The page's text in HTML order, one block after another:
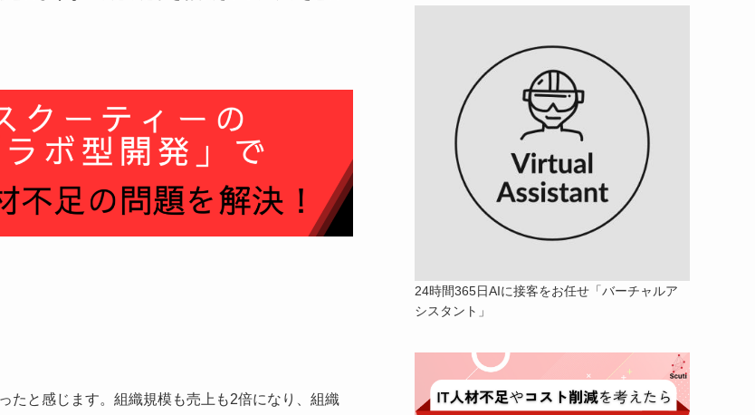
たと感じます。組織規模も売上も2倍になり、組織
24時間365日AIに接客をお任せ「バーチャルア
シスタント」